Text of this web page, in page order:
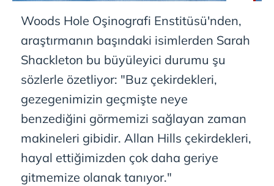
Woods Hole Oşinografi Enstitüsü'nden,
araştırmanın başındaki isimlerden Sarah
Shackleton bu büyüleyici durumu şu
sözlerle özetliyor: "Buz çekirdekleri,
gezegenimizin geçmişte neye
benzediğini görmemizi sağlayan zaman
makineleri gibidir. Allan Hills çekirdekleri,
hayal ettiğimizden çok daha geriye
gitmemize olanak tanıyor."